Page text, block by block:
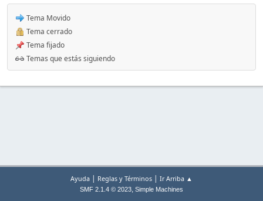
Tema Movido
Tema cerrado
Tema fijado
Temas que estás siguiendo
Ayuda | Reglas y Términos | Ir Arriba ▲
SMF 2.1.4 © 2023, Simple Machines